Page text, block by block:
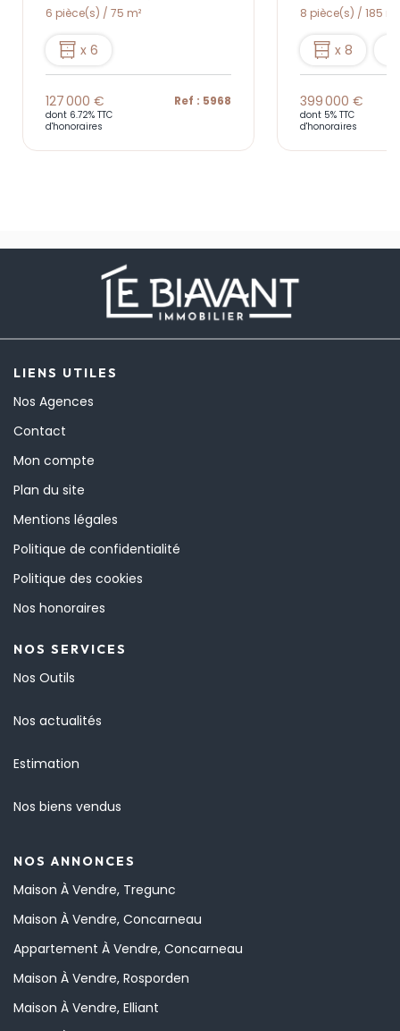
6 pièce(s) / 75 m²
x 6
127 000 €
dont 6.72% TTC
d'honoraires
Ref : 5968
8 pièce(s) / 185 m²
x 8
399 000 €
dont 5% TTC
d'honoraires
LIENS UTILES
Nos Agences
Contact
Mon compte
Plan du site
Mentions légales
Politique de confidentialité
Politique des cookies
Nos honoraires
NOS SERVICES
Nos Outils
Nos actualités
Estimation
Nos biens vendus
NOS ANNONCES
Maison À Vendre, Tregunc
Maison À Vendre, Concarneau
Appartement À Vendre, Concarneau
Maison À Vendre, Rosporden
Maison À Vendre, Elliant